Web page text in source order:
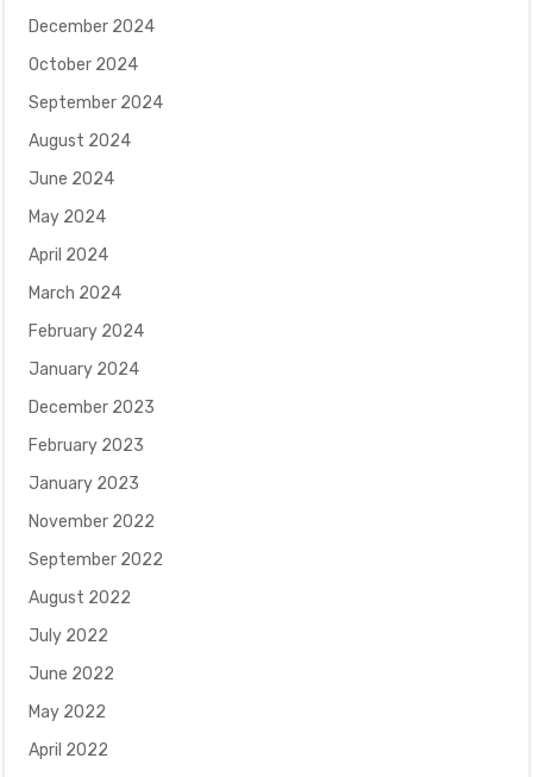
December 2024
October 2024
September 2024
August 2024
June 2024
May 2024
April 2024
March 2024
February 2024
January 2024
December 2023
February 2023
January 2023
November 2022
September 2022
August 2022
July 2022
June 2022
May 2022
April 2022